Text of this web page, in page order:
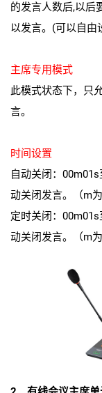
的发言人数后,以后
以发言。(可以自由
主席专用模式
此模式状态下，只
言。
时间设置
自动关闭：
动关闭发言。（m
定时关闭：
动关闭发言。（m